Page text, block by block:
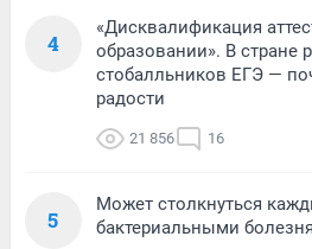
4
«Дисквалификация
образовании». В стране
стобалльников ЕГЭ —
радости
21 856 16
5
Может столкнуться
бактериальными